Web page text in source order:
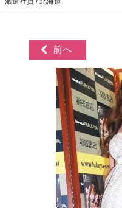
前へ